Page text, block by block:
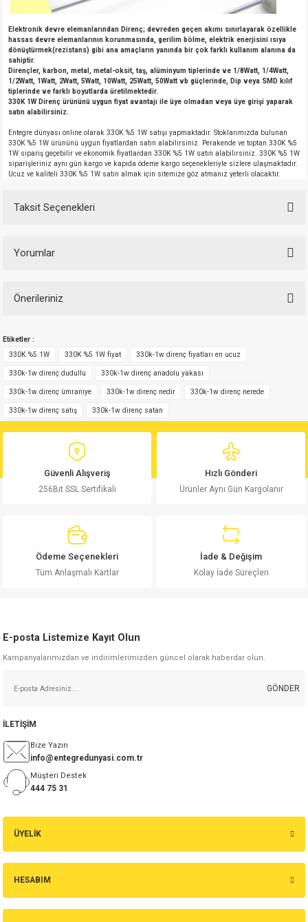
Elektronik devre elemanlarından Direnç; devreden geçen akımı sınırlayarak özellikle
hassas devre elemanlarının korunmasında, gerilim bölme, elektrik enerjisini ısıya
dönüştürmek(rezistans) gibi ana amaçların yanında bir çok farklı kullanım alanına da
sahiptir.
Dirençler, karbon, metal, metal-oksit, taş, alüminyum tiplerinde ve 1/8Watt, 1/4Watt,
1/2Watt, 1Watt, 2Watt, 5Watt, 10Watt, 25Watt, 50Watt vb güçlerinde, Dip veya SMD kılıf
tiplerinde ve farklı boyutlarda üretilmektedir.
330K 1W Direnç ürününü uygun fiyat avantajı ile üye olmadan veya üye girişi yaparak
satın alabilirsiniz.
Entegre dünyası online olarak 330K %5 1W satışı yapmaktadır. Stoklarımızda bulunan
330K %5 1W ürününü uygun fiyatlardan satın alabilirsiniz. Perakende ve toptan 330K %5
1W sipariş geçebilir ve ekonomik fiyatlardan 330K %5 1W satın alabilirsiniz. 330K %5 1W
siparişleriniz aynı gün kargo ve kapıda ödeme kargo seçenekleriyle sizlere ulaşmaktadır.
Ucuz ve kaliteli 330K %5 1W satın almak için sitemize göz atmanız yeterli olacaktır.
Taksit Seçenekleri
Yorumlar
Önerileriniz
yetersiz gördüğünüz noktaları öneri formunu kullanarak tarafımıza
iletebilirsiniz.
Ürün açıklamasında eksik bilgiler bulunuyor.
Ürün bilgilerinde hatalar bulunuyor.
Ürün fiyatı diğer sitelerden daha pahalı.
Bu ürüne benzer farklı alternatifler olmalı.
Etiketler :
330K %5 1W
330K %5 1W fiyat 330k-1w direnç fiyatları en ucuz
330k-1w direnç dudullu 330k-1w direnç anadolu yakası
330k-1w direnç ümraniye 330k-1w direnç nedir 330k-1w direnç nerede
330k-1w direnç satış 330k-1w direnç satan
Güvenli Alışveriş
256Bit SSL Sertifikalı
Hızlı Gönderi
Ürünler Aynı Gün Kargolanır
Ödeme Seçenekleri
Tüm Anlaşmalı Kartlar
İade & Değişim
Kolay İade Süreçleri
E-posta Listemize Kayıt Olun
Kampanyalarımızdan ve indirimlerimizden güncel olarak haberdar olun.
GÖNDER
ÜYELİK
HESABIM
İLETİŞİM
Bize Yazın
info@entegredunyasi.com.tr
Müşteri Destek
444 75 31